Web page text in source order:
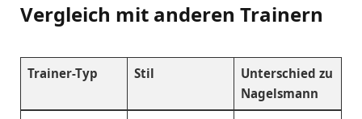
Vergleich mit anderen Trainern
Trainer-Typ Stil
Unterschied zu
Nagelsmann